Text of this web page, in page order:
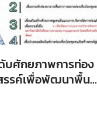
บศักยภาพการท่อง
รรค์เพื่อพัฒนาพื้นที่
2